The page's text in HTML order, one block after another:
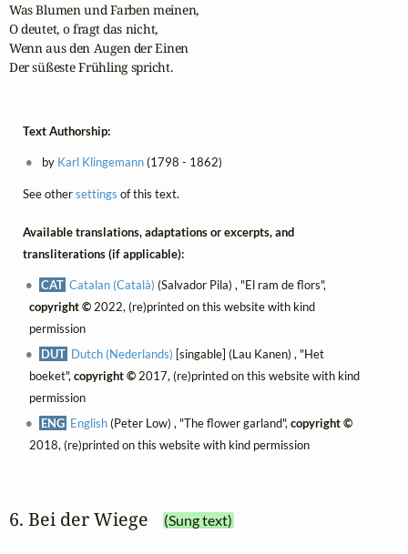
Was Blumen und Farben meinen,
O deutet, o fragt das nicht,
Wenn aus den Augen der Einen
Der süßeste Frühling spricht.
Text Authorship:
by Karl Klingemann(1798 - 1862)
See othersettings of this text.
Available translations, adaptations or excerpts, and
transliterations (if applicable):
CAT Catalan (Català) (Salvador Pila) , "El ram de flors",
copyright ©2022, (re)printed on this website with kind
permission
DUT Dutch (Nederlands) [singable] (Lau Kanen) , "Het
boeket", copyright ©2017, (re)printed on this website with kind
permission
ENG English(Peter Low) , "The flower garland",copyright ©
2018, (re)printed on this website with kind permission
6. Bei der Wiege (Sung text)